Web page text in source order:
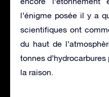
l’énigme posée il y a
scientifiques ont
du haut de
tonnes
la raison.